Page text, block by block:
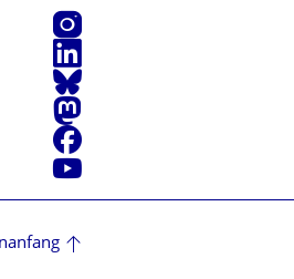
Instagram
LinkedIn
Bluesky
Mastodon
Facebook
Youtube